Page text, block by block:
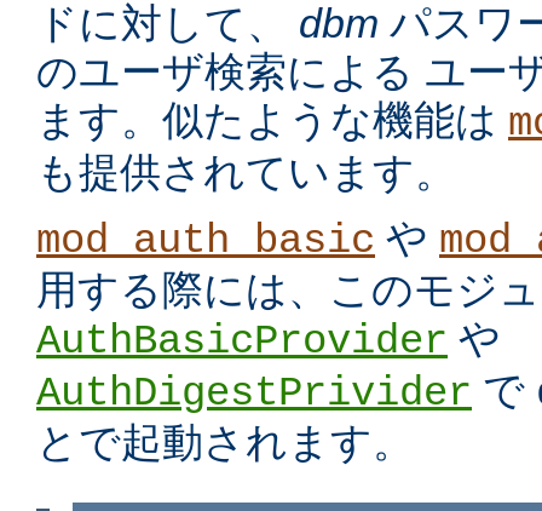
ドに対して、 dbm パスワ
のユーザ検索による ユー
ます。似たような機能は
も提供されています。
mod_auth_basic や
用する際には、このモジ
AuthBasicProvider や
AuthDigestPrivider で
とで起動されます。